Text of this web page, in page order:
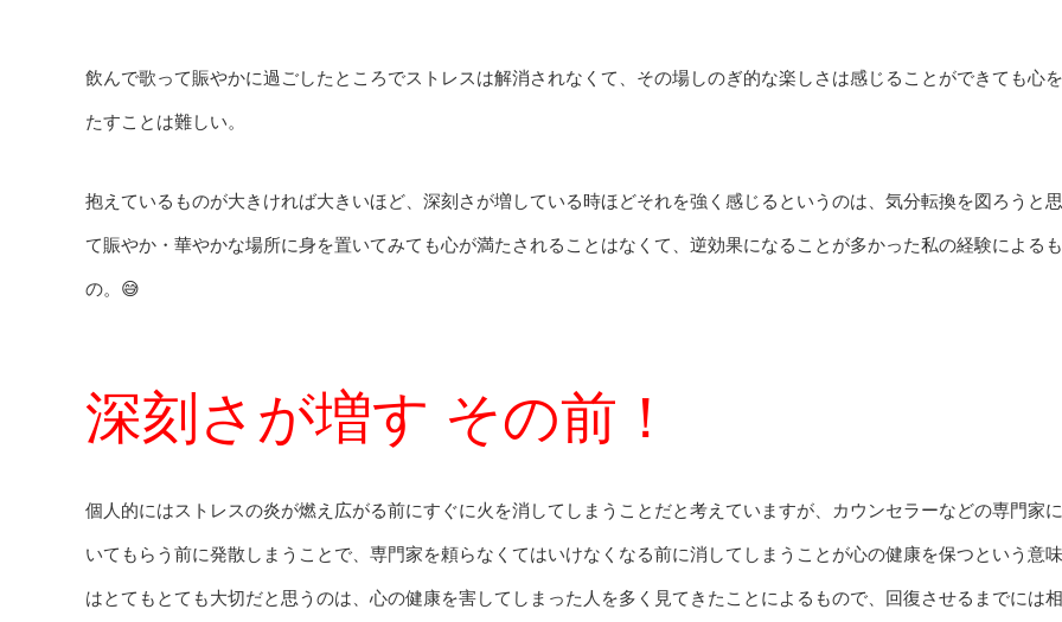
飲んで歌って賑やかに過ごしたところでストレスは解消されなくて、その場しのぎ的な楽しさは感じることができても心
たすことは難しい。
抱えているものが大きければ大きいほど、深刻さが増している時ほどそれを強く感じるというのは、気分転換を図ろうと
て賑やか・華やかな場所に身を置いてみても心が満たされることはなくて、逆効果になることが多かった私の経験によるも
の。😅
深刻さが増す その前！
個人的にはストレスの炎が燃え広がる前にすぐに火を消してしまうことだと考えていますが、カウンセラーなどの専門家
いてもらう前に発散しまうことで、専門家を頼らなくてはいけなくなる前に消してしまうことが心の健康を保つという意
はとてもとても大切だと思うのは、心の健康を害してしまった人を多く見てきたことによるもので、回復させるまでには